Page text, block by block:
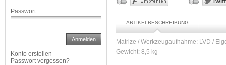
ARTIKELBESCHREIBUNG
Matrize / Werkzeugaufnahme: LVD /
Gewicht: 8,5 kg
Passwort
Anmelden
Konto erstellen
Passwort vergessen?